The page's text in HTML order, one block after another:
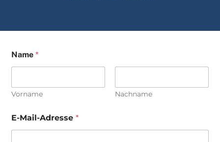
Name*
Vorname Nachname
E-Mail-Adresse*